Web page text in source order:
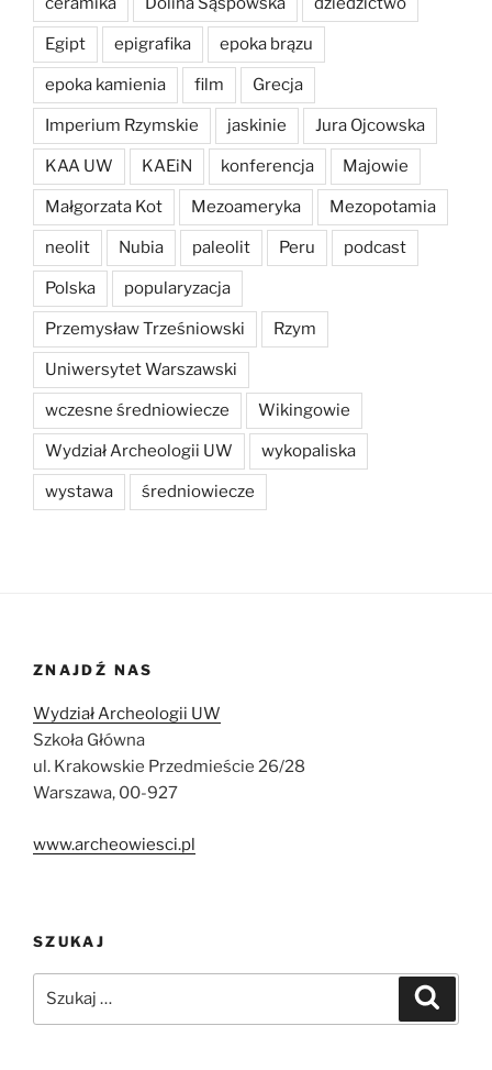
Egipt epigrafika epoka brązu
epoka kamienia film Grecja
Imperium Rzymskie jaskinie Jura Ojcowska
KAA UW KAEiN konferencja Majowie
Małgorzata Kot Mezoameryka Mezopotamia
neolit Nubia paleolit Peru podcast
Polska popularyzacja
Przemysław Trześniowski Rzym
Uniwersytet Warszawski
wczesne średniowiecze Wikingowie
Wydział Archeologii UW wykopaliska
wystawa średniowiecze
ZNAJDŹ NAS
Wydział Archeologii UW
Szkoła Główna
ul. Krakowskie Przedmieście 26/28
Warszawa, 00-927
www.archeowiesci.pl
SZUKAJ